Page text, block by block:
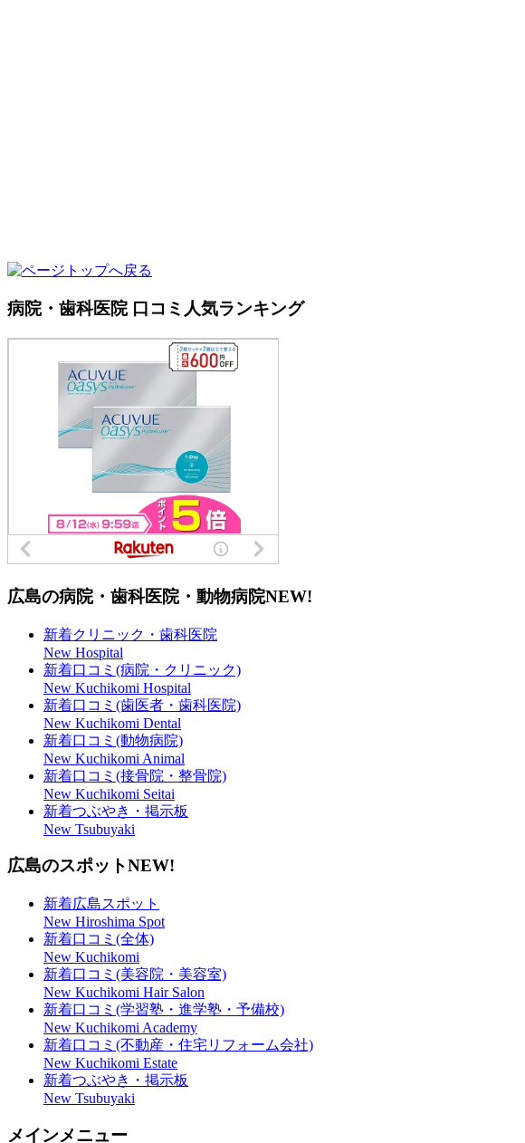
病院・歯科医院 口コミ人気ランキング
広島の病院・歯科医院・動物病院NEW!
新着クリニック・歯科医院
New Hospital
新着口コミ(病院・クリニック)
New Kuchikomi Hospital
新着口コミ(歯医者・歯科医院)
New Kuchikomi Dental
新着口コミ(動物病院)
New Kuchikomi Animal
新着口コミ(接骨院・整骨院)
New Kuchikomi Seitai
新着つぶやき・掲示板
New Tsubuyaki
広島のスポットNEW!
新着広島スポット
New Hiroshima Spot
新着口コミ(全体)
New Kuchikomi
新着口コミ(美容院・美容室)
New Kuchikomi Hair Salon
新着口コミ(学習塾・進学塾・予備校)
New Kuchikomi Academy
新着口コミ(不動産・住宅リフォーム会社)
New Kuchikomi Estate
新着つぶやき・掲示板
New Tsubuyaki
メインメニュー